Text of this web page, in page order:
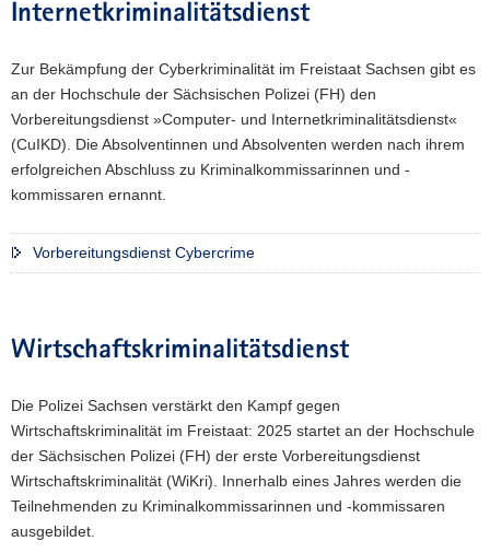
Internetkriminalitätsdienst
Zur Bekämpfung der Cyberkriminalität im Freistaat Sachsen gibt es
an der Hochschule der Sächsischen Polizei (FH) den
Vorbereitungsdienst »Computer- und Internetkriminalitätsdienst«
(CuIKD). Die Absolventinnen und Absolventen werden nach ihrem
erfolgreichen Abschluss zu Kriminalkommissarinnen und -
kommissaren ernannt.
Vorbereitungsdienst Cybercrime
Wirtschaftskriminalitätsdienst
Die Polizei Sachsen verstärkt den Kampf gegen
Wirtschaftskriminalität im Freistaat: 2025 startet an der Hochschule
der Sächsischen Polizei (FH) der erste Vorbereitungsdienst
Wirtschaftskriminalität (WiKri). Innerhalb eines Jahres werden die
Teilnehmenden zu Kriminalkommissarinnen und -kommissaren
ausgebildet.